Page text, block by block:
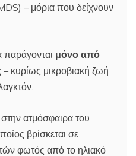
– μόρια που δείχνουν
μόνο από
– κυρίως μικροβιακή ζωή
στην ατμόσφαιρα του
βρίσκεται σε
φωτός από το ηλιακό